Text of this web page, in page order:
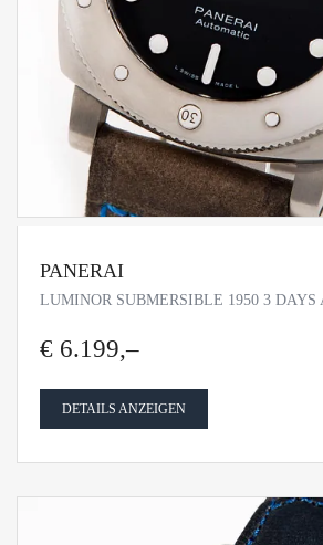
PANERAI
LUMINOR SUBMERSIBLE 1950 3 DAYS
€ 6.199,–
DETAILS ANZEIGEN